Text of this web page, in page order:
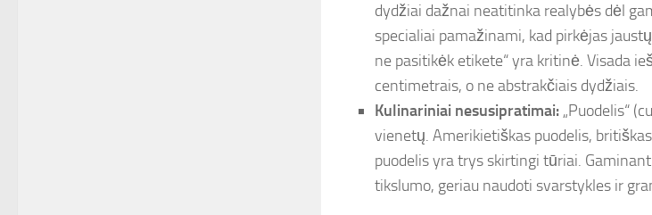
dydžiai dažnai neatitinka realybės dėl
specialiai pamažinami, kad pirkėjas
ne pasitikėk etikete“ yra kritinė. Visada
centimetrais, o ne abstrakčiais dydžiais.
Kulinariniai nesusipratimai: „Puodelis“
vienetų. Amerikietiškas puodelis,
puodelis yra trys skirtingi tūriai.
tikslumo, geriau naudoti svarstykles ir